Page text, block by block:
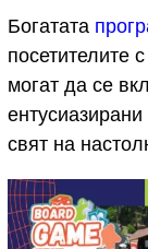
Богатата
посетителите
могат да се
cвят нa